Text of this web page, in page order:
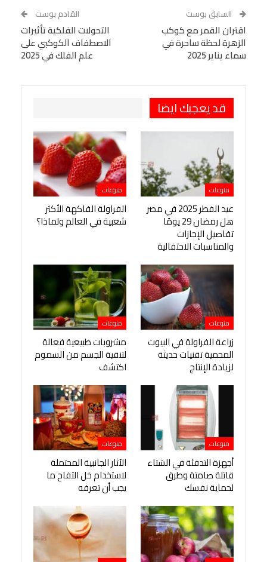
Tumblr
البريد الإلكتروني
StumbleUpon
VK
Digg
LINE
BlackBerry
Viber
السابق بوست
اقتران القمر مع كوكب
الزهرة لحظة ساحرة في
سماء يناير 2025
القادم بوست
التحولات الفلكية تأثيرات
الاصطفاف الكوكبي على
علم الفلك في 2025
قد يعجبك ايضا
منوعات
عيد الفطر 2025 في مصر
هل رمضان 29 يومًا
تفاصيل الإجازات
والمناسبات الاحتفالية
منوعات
الفراولة الفاكهة الأكثر
شعبية في العالم ولماذا؟
منوعات
زراعة الفراولة في البيوت
المحمية تقنيات حديثة
لزيادة الإنتاج
منوعات
مشروبات طبيعية فعالة
لتنقية الجسم من السموم
اكتشف
منوعات
أجهزة التدفئة في الشتاء
قاتلة صامتة وطرق
لحماية نفسك
منوعات
الآثار الجانبية المحتملة
لاستخدام خل التفاح ما
يجب أن تعرفه